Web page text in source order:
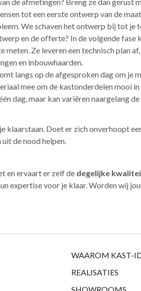
tot een eerste ontwerp van de
We schaven het ontwerp bij tot je
en de offerte? In de volgende fase
meten. Ze leveren een technisch plan
en inbouwhaarden.
langs op de afgesproken dag om je
mee om de kastonderdelen mooi
dag, maar kan variëren naargelang
klaarstaan. Doet er zich onverhoopt
de nood helpen.
en ervaart er zelf de degelijke
expertise voor je klaar. Worden wij
WAAROM KAST-
REALISATIES